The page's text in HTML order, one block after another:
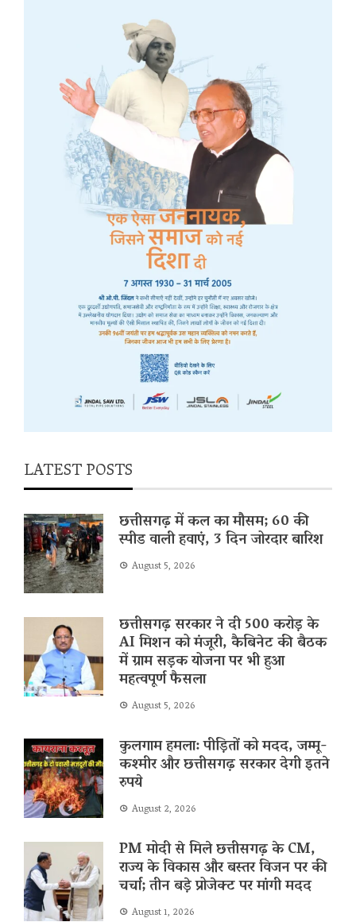
LATEST POSTS
छत्तीसगढ़ में कल का मौसम; 60 की
स्पीड वाली हवाएं, 3 दिन जोरदार बारिश
August 5, 2026
छत्तीसगढ़ सरकार ने दी 500 करोड़ के
AI मिशन को मंजूरी, कैबिनेट की बैठक
में ग्राम सड़क योजना पर भी हुआ
महत्वपूर्ण फैसला
August 5, 2026
कुलगाम हमला: पीड़ितों को मदद, जम्मू-
कश्मीर और छत्तीसगढ़ सरकार देगी इतने
रुपये
August 2, 2026
PM मोदी से मिले छत्तीसगढ़ के CM,
राज्य के विकास और बस्तर विजन पर की
चर्चा; तीन बड़े प्रोजेक्ट पर मांगी मदद
August 1, 2026